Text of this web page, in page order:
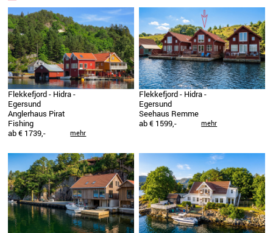
Flekkefjord - Hidra -
Egersund
Anglerhaus Pirat
Fishing
ab € 1739,-
mehr
Flekkefjord - Hidra -
Egersund
Seehaus Remme
ab € 1599,-
mehr